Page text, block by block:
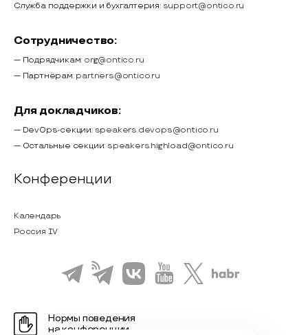
Служба поддержки и бухгалтерия: support@ontico.ru
Сотрудничество:
— Подрядчикам: org@ontico.ru
— Партнёрам: partners@ontico.ru
Для докладчиков:
— DevOps-секции: speakers.devops@ontico.ru
— Остальные секции: speakers.highload@ontico.ru
Конференции
Календарь
Россия IV
Нормы поведения
на конференции